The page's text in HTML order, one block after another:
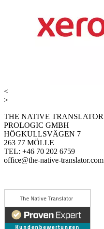
<
>
THE NATIVE TRANSLATOR
PROLOGIC GMBH
HÖGKULLSVÄGEN 7
263 77 MÖLLE
TEL: +46 70 202 6759
office@the-native-translator.com